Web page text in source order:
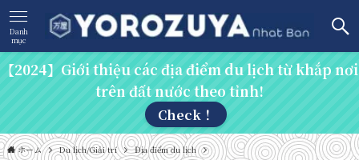
Danh
mục
【2024】Giới thiệu các địa điểm du lịch từ khắp nơi
trên đất nước theo tỉnh!
Check！
ホーム Du lịch/Giải trí Địa điểm du lịch